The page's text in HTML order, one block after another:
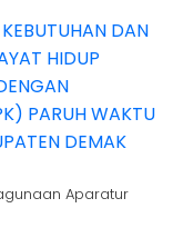
DAN
HIDUP
PARUH WAKTU
DEMAK
Aparatur